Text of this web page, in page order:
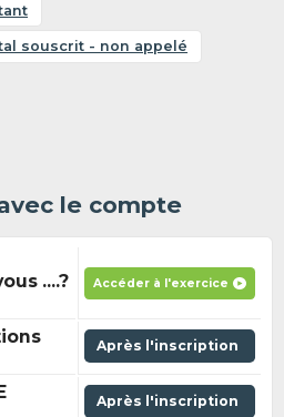
souscrit - non appelé
le compte
....?
Accéder à l'exercice
Après l'inscription
Après l'inscription